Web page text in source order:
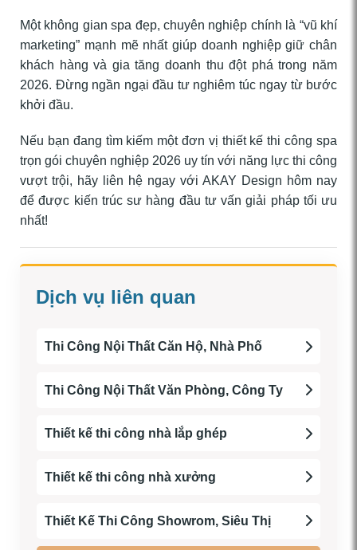
Một không gian spa đẹp, chuyên nghiệp chính là “vũ khí
marketing” mạnh mẽ nhất giúp doanh nghiệp giữ chân
khách hàng và gia tăng doanh thu đột phá trong năm
2026. Đừng ngần ngại đầu tư nghiêm túc ngay từ bước
khởi đầu.
Nếu bạn đang tìm kiếm một đơn vị thiết kế thi công spa
trọn gói chuyên nghiệp 2026 uy tín với năng lực thi công
vượt trội, hãy liên hệ ngay với AKAY Design hôm nay
để được kiến trúc sư hàng đầu tư vấn giải pháp tối ưu
nhất!
Dịch vụ liên quan
Thi Công Nội Thất Căn Hộ, Nhà Phố
Thi Công Nội Thất Văn Phòng, Công Ty
Thiết kế thi công nhà lắp ghép
Thiết kế thi công nhà xưởng
Thiết Kế Thi Công Showrom, Siêu Thị